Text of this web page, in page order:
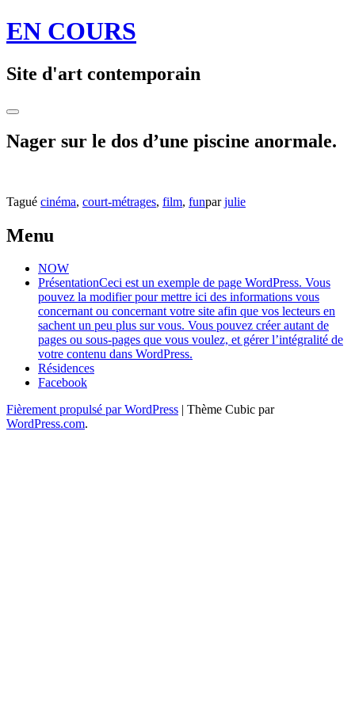
Aller
au
principal
EN COURS
Site d'art contemporain
Toggle
Nager sur le dos d’une piscine anormale.
Tagué cinéma, court-métrages, film, funparjulie
des
articles
de
la
Biennale
d’Istanbul
Strut
+
Schultz
Bimbo
system→
Menu
NOW
PrésentationCeci est un exemple de page WordPress. Vous
pouvez la modifier pour mettre ici des informations vous
concernant ou concernant votre site afin que vos lecteurs en
sachent un peu plus sur vous. Vous pouvez créer autant de
pages ou sous-pages que vous voulez, et gérer l’intégralité de
votre contenu dans WordPress.
Résidences
Facebook
Fièrement propulsé par WordPress | Thème Cubic par
WordPress.com.